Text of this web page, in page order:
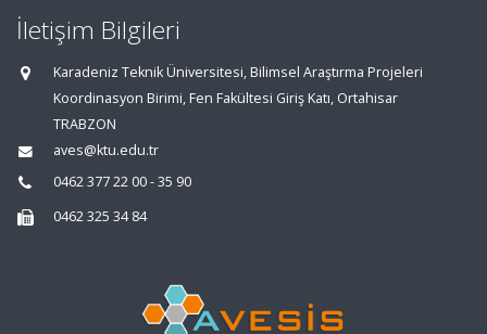
İletişim Bilgileri
Karadeniz Teknik Üniversitesi, Bilimsel Araştırma Projeleri
Koordinasyon Birimi, Fen Fakültesi Giriş Katı, Ortahisar
TRABZON
aves@ktu.edu.tr
0462 377 22 00 - 35 90
0462 325 34 84